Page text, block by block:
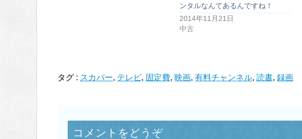
ンタルなんてあるんですね！
2014年11月21日
中古
タグ : スカパー, テレビ, 固定費, 映画, 有料チャンネル, 読書, 録画
コメントをどうぞ